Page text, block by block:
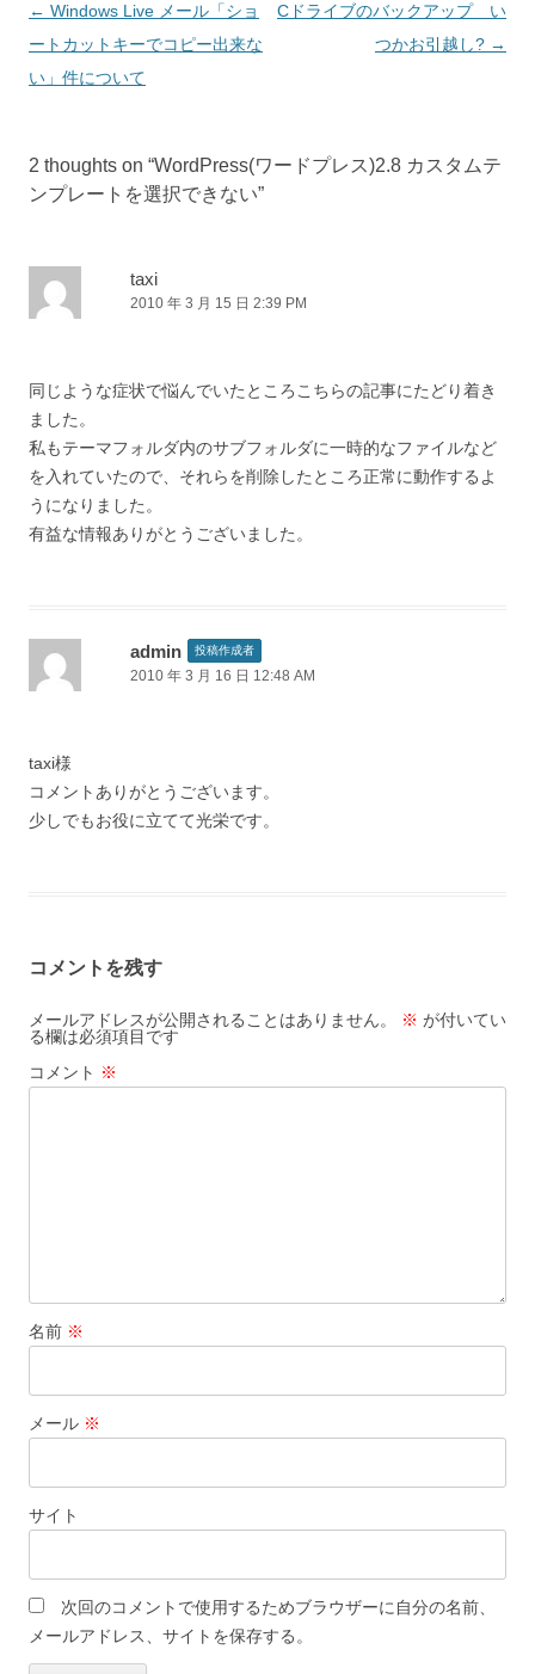
投
稿
ナ
ー
← Windows Live メール「ショ
ートカットキーでコピー出来な
い」件について
Cドライブのバックアップ い
つかお引越し? →
2 thoughts on “WordPress(ワードプレス)2.8 カスタムテ
ンプレートを選択できない”
taxi
2010 年 3 月 15 日 2:39 PM
同じような症状で悩んでいたところこちらの記事にたどり着き
ました。
私もテーマフォルダ内のサブフォルダに一時的なファイルなど
を入れていたので、それらを削除したところ正常に動作するよ
うになりました。
有益な情報ありがとうございました。
admin 投稿作成者
2010 年 3 月 16 日 12:48 AM
taxi様
コメントありがとうございます。
少しでもお役に立てて光栄です。
コメントを残す
メールアドレスが公開されることはありません。 ※ が付いてい
る欄は必須項目です
コメント ※
名前 ※
メール ※
サイト
次回のコメントで使用するためブラウザーに自分の名前、
メールアドレス、サイトを保存する。